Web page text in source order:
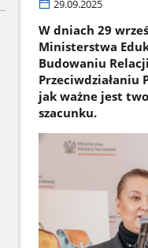
29.09.2025
W dniach 29
Ministerstwa
Budowaniu
Przeciwdziałaniu
jak ważne jest
szacunku.